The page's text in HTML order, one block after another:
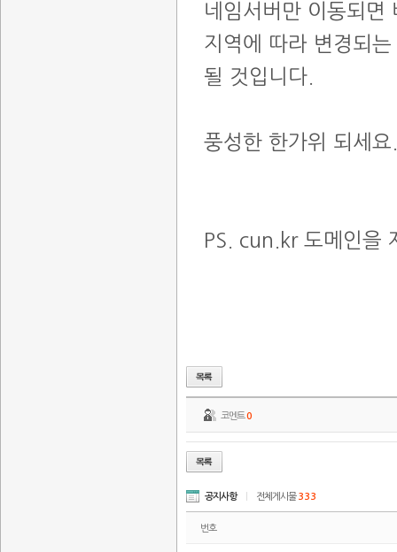
네임서버만 이동되면
지역에 따라 변경되
될 것입니다.
풍성한 한가위 되세
PS. cun.kr 도메인을
코멘트0
공지사항 전체게시물333
번호